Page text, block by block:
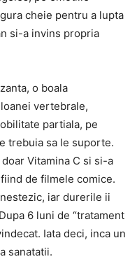
cheie pentru a lupta
si-a invins propria
o boala
vertebrale,
partiala, pe
trebuia sa le suporte.
Vitamina C si si-a
de filmele comice.
iar durerile ii
6 luni de “tratament
Iata deci, inca un
sanatatii.